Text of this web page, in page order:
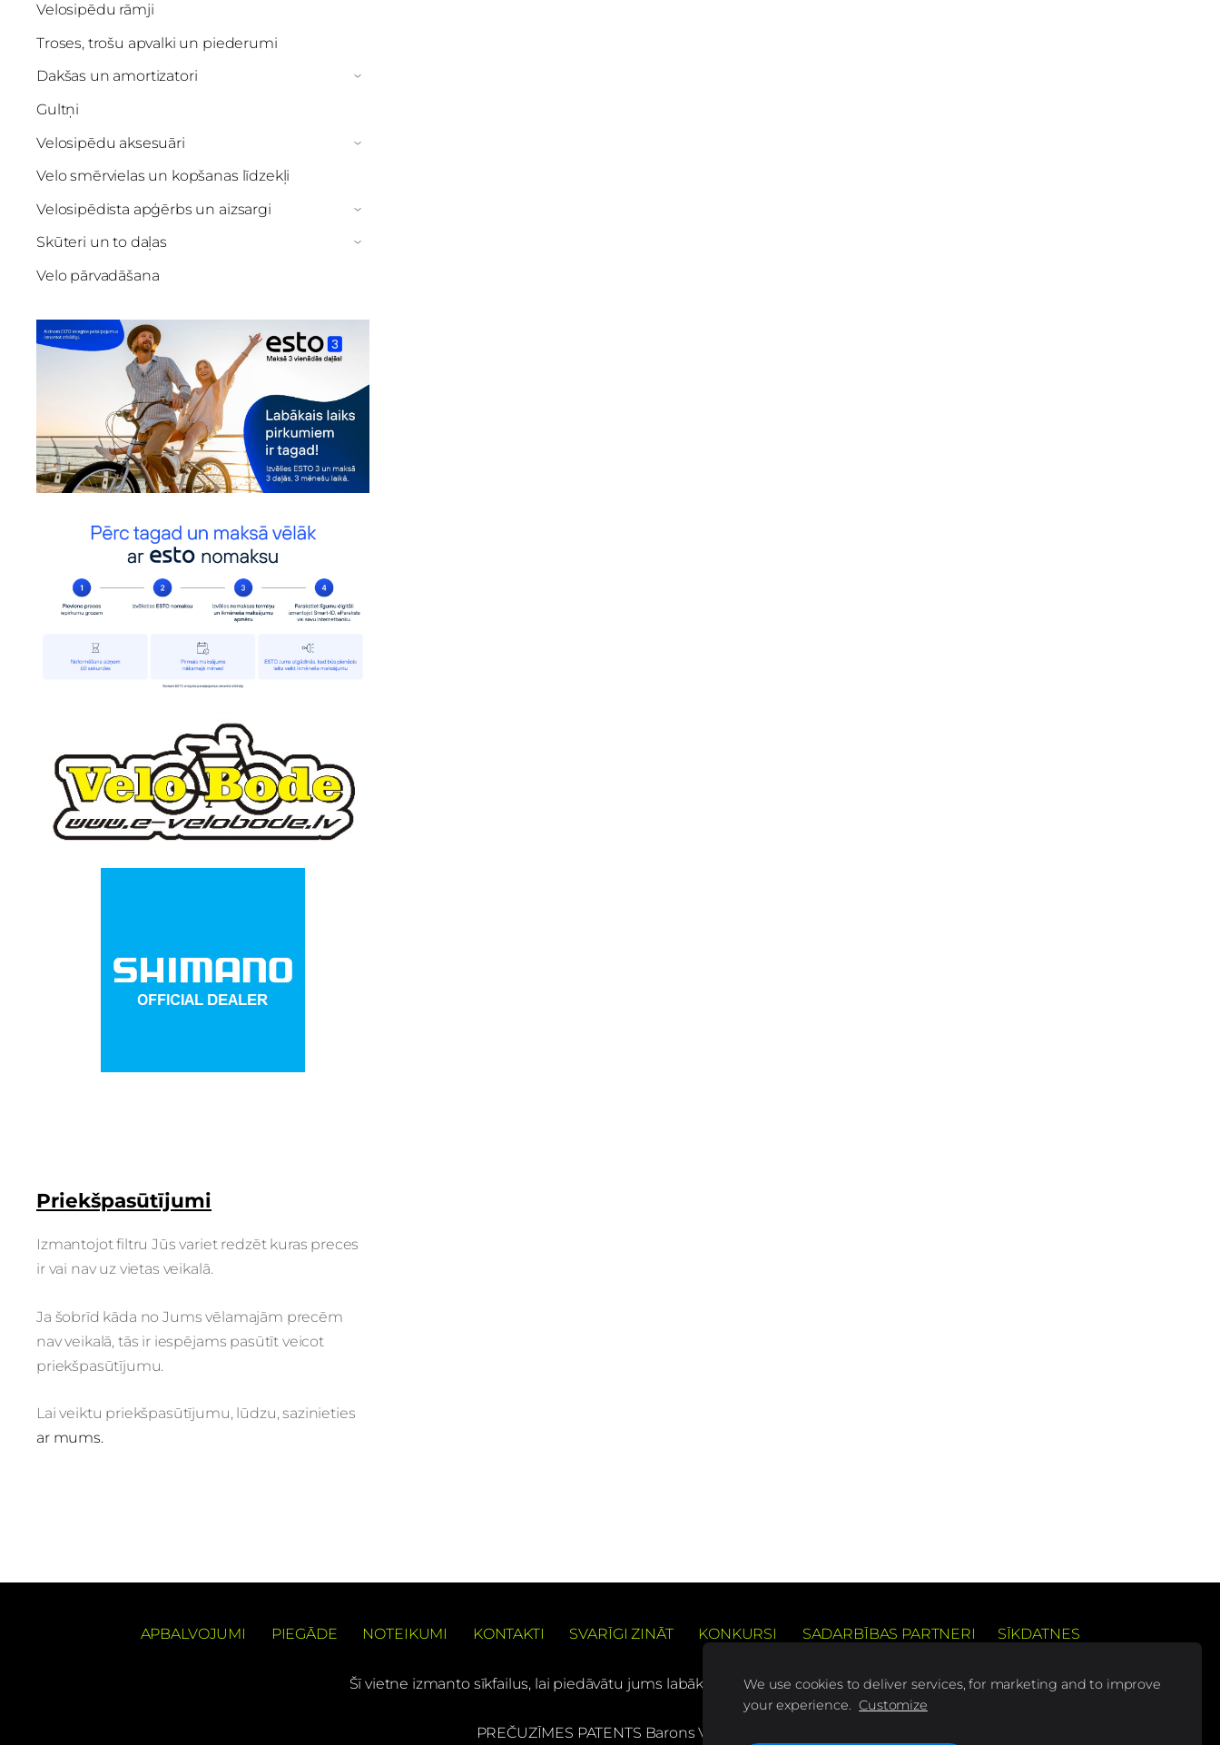
Velosipēdu rāmji
Troses, trošu apvalki un piederumi
Dakšas un amortizatori
›
Gultņi
Velosipēdu aksesuāri
›
Velo smērvielas un kopšanas līdzekļi
Velosipēdista apģērbs un aizsargi
›
Skūteri un to daļas ›
Velo pārvadāšana
Priekšpasūtījumi
Izmantojot filtru Jūs variet redzēt kuras preces
ir vai nav uz vietas veikalā.
Ja šobrīd kāda no Jums vēlamajām precēm
nav veikalā, tās ir iespējams pasūtīt veicot
priekšpasūtījumu.
Lai veiktu priekšpasūtījumu, lūdzu, sazinieties
ar mums.
APBALVOJUMI PIEGĀDE NOTEIKUMI KONTAKTI SVARĪGI ZINĀT KONKURSI SADARBĪBAS PARTNERI SĪKDATNES
Šī vietne izmanto sīkfailus, lai piedāvātu jums labāku pārlūkošanas pieredzi
PREČUZĪMES PATENTS Barons Velo®
We use cookies to deliver services, for marketing and to improve
your experience. Customize